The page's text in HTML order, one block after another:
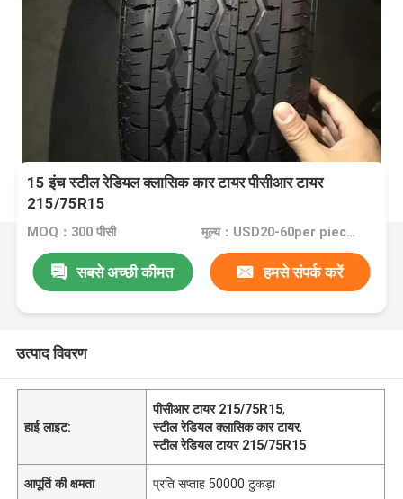
15 इंच स्टील रेडियल क्लासिक कार टायर पीसीआर टायर
215/75R15
MOQ：300 पीसी मूल्य：USD20-60per pieces
सबसे अच्छी कीमत हमसे संपर्क करें
उत्पाद विवरण
हाई लाइट:
पीसीआर टायर 215/75R15,
स्टील रेडियल क्लासिक कार टायर,
स्टील रेडियल टायर 215/75R15
आपूर्ति की क्षमता प्रति सप्ताह 50000 टुकड़ा